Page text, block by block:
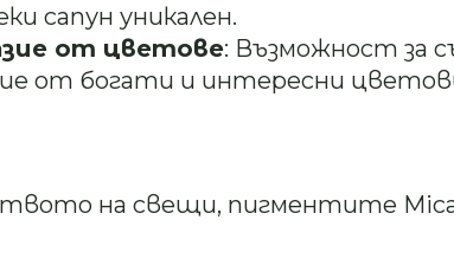
сапун уникален.
от цветове: Възможност за
от богати и интересни
на свещи, пигментите